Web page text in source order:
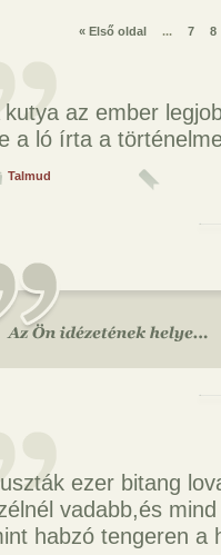
« Első oldal ... 7 8
kutya az ember
a ló írta a
Talmud
ezer bitang
vadabb,és
habzó tengeren a